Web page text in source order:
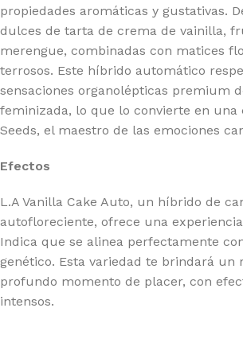
propiedades aromáticas y gustativas.
dulces de tarta de crema de vainilla,
merengue, combinadas con matices
terrosos. Este híbrido automático
sensaciones organolépticas premium
feminizada, lo que lo convierte en una
Seeds, el maestro de las emociones
Efectos
L.A Vanilla Cake Auto, un híbrido de
autofloreciente, ofrece una
Indica que se alinea perfectamente
genético. Esta variedad te brindará un
profundo momento de placer, con
intensos.